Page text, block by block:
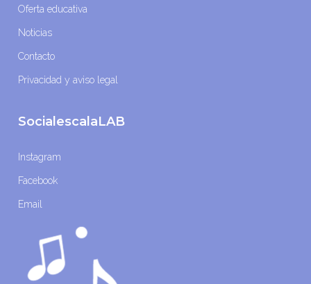
Oferta educativa
Noticias
Contacto
Privacidad y aviso legal
SocialescalaLAB
Instagram
Facebook
Email